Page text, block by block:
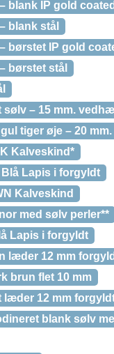
blank IP gold
blank stål
børstet IP gold
børstet stål
sølv – 15 mm.
tiger øje – 20
Kalveskind*
Lapis i forgyldt
Kalveskind
med sølv perler**
Lapis i forgyldt
læder 12 mm
brun flet 10 mm
læder 12 mm
blank sølv